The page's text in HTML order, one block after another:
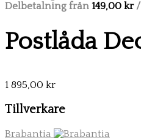
Delbetalning från 149,00 kr/
Postlåda
1 895,00 kr
Tillverkare
Brabantia